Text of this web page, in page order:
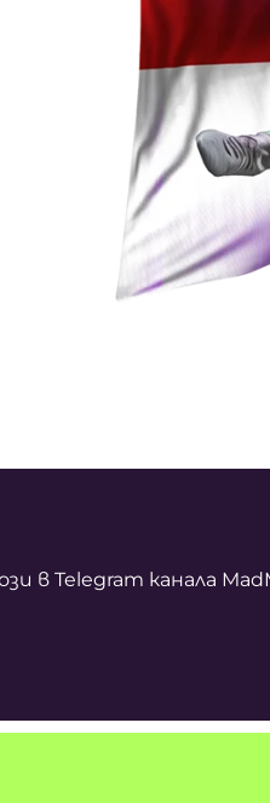
в Telegram канала